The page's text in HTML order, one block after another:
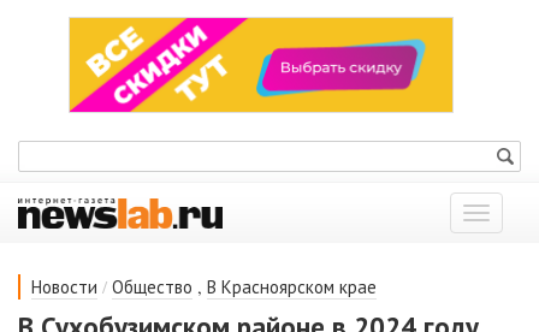
Показать
меню
Новости / Общество , В Красноярском крае